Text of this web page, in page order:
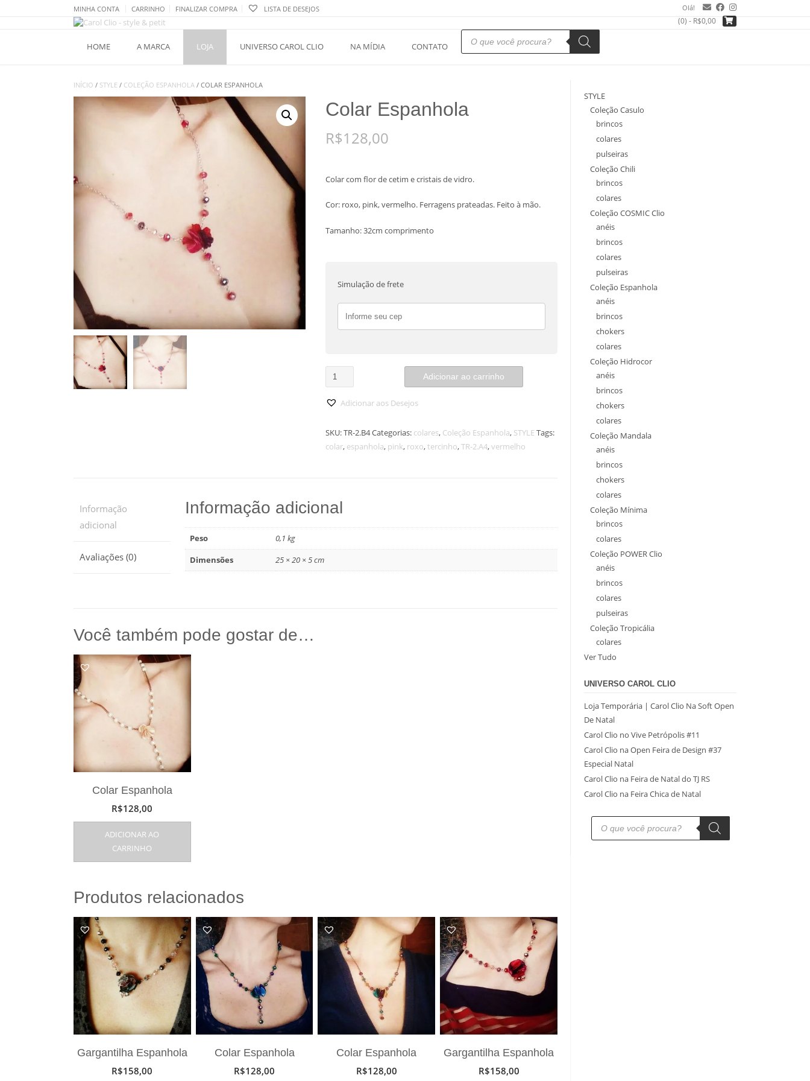
MINHA CONTA CARRINHO FINALIZAR COMPRA LISTA DE DESEJOS Olá!
(0) - R$0,00
HOME A MARCA LOJA UNIVERSO CAROL CLIO NA MÍDIA CONTATO
Pesquisar
produtos
INÍCIO / STYLE / COLEÇÃO ESPANHOLA / COLAR ESPANHOLA
Colar Espanhola
R$128,00
Colar com flor de cetim e cristais de vidro.
Cor: roxo, pink, vermelho. Ferragens prateadas. Feito à mão.
Tamanho: 32cm comprimento
Simulação de frete
Colar
Espanhola
quantidade
Adicionar ao carrinho
Adicionar aos Desejos
SKU:TR-2.B4Categorias: colares, Coleção Espanhola, STYLE Tags:
colar, espanhola, pink, roxo,tercinho,TR-2.A4,vermelho
Informação
adicional
Avaliações (0)
Informação adicional
Peso
0,1 kg
Dimensões
25 × 20 × 5 cm
Você também pode gostar de…
Colar Espanhola
R$128,00
ADICIONAR AO
CARRINHO
Produtos relacionados
Gargantilha Espanhola
R$158,00
Colar Espanhola
R$128,00
Colar Espanhola
R$128,00
Gargantilha Espanhola
R$158,00
STYLE
Coleção Casulo
brincos
colares
pulseiras
Coleção Chili
brincos
colares
Coleção COSMIC Clio
anéis
brincos
colares
pulseiras
Coleção Espanhola
anéis
brincos
chokers
colares
Coleção Hidrocor
anéis
brincos
chokers
colares
Coleção Mandala
anéis
brincos
chokers
colares
Coleção Mínima
brincos
colares
Coleção POWER Clio
anéis
brincos
colares
pulseiras
Coleção Tropicália
colares
Ver Tudo
UNIVERSO CAROL CLIO
Loja Temporária | Carol Clio Na Soft Open
De Natal
Carol Clio no Vive Petrópolis #11
Carol Clio na Open Feira de Design #37
Especial Natal
Carol Clio na Feira de Natal do TJ RS
Carol Clio na Feira Chica de Natal
Pesquisar
produtos